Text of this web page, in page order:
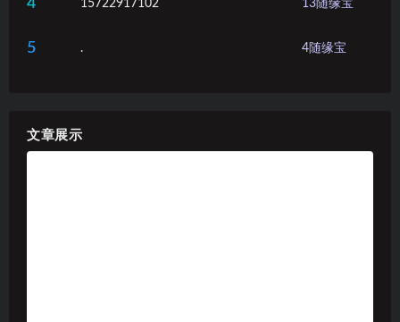
4 15722917102 13随缘宝
5 . 4随缘宝
文章展示